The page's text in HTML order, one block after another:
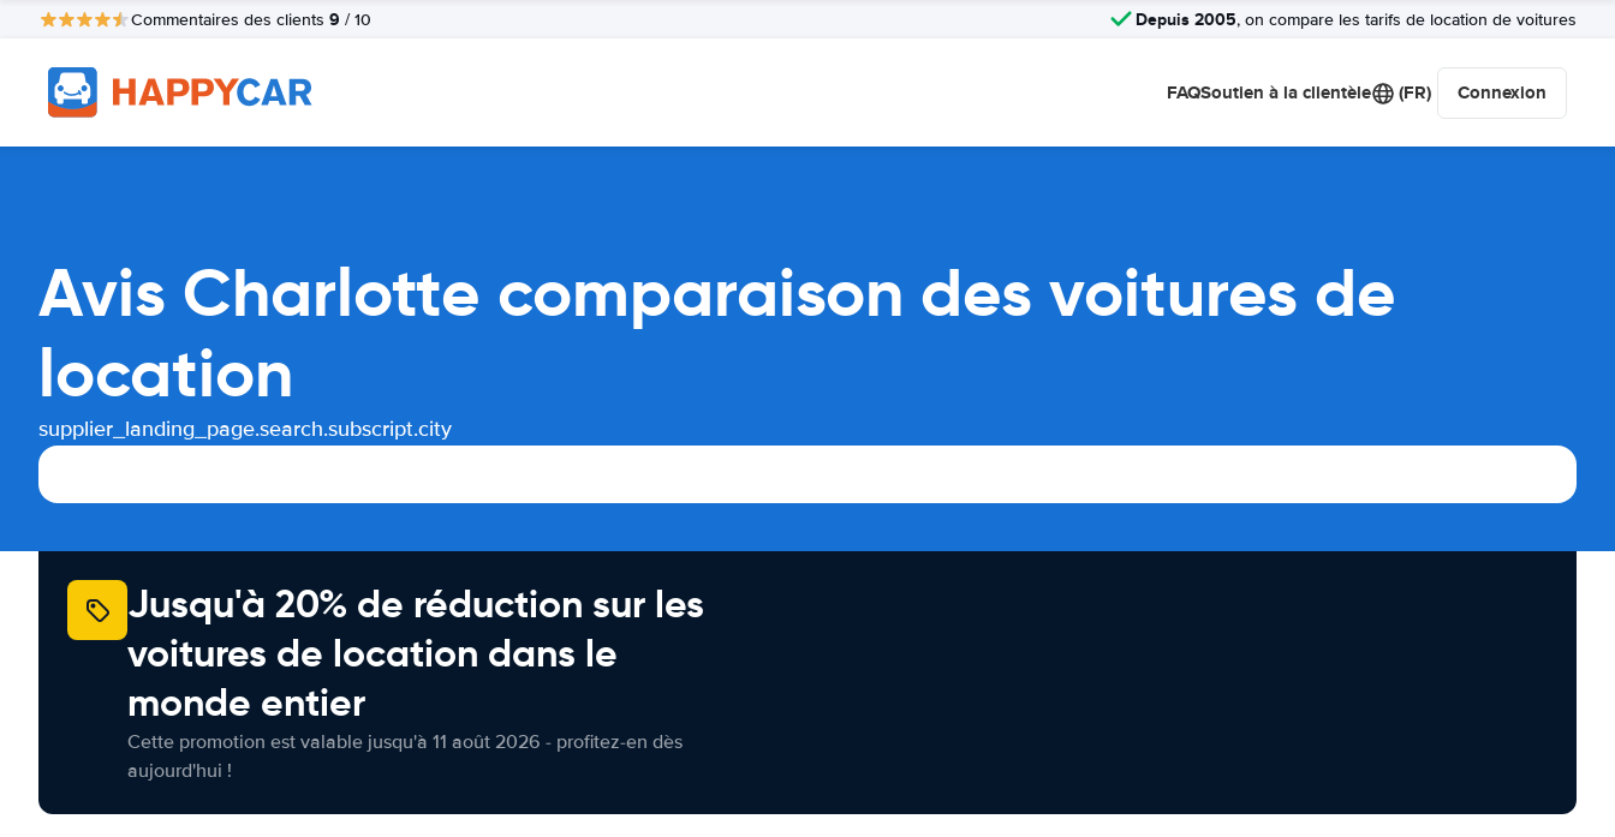
Commentaires des clients 9 / 10 Depuis 2005, on compare les tarifs de location de voitures
FAQSoutien à la clientèle (FR) Connexion
Avis Charlotte comparaison des voitures de
location
supplier_landing_page.search.subscript.city
Jusqu'à 20% de réduction sur les
voitures de location dans le
monde entier
Cette promotion est valable jusqu'à 11 août 2026 - profitez-en dès
aujourd'hui !